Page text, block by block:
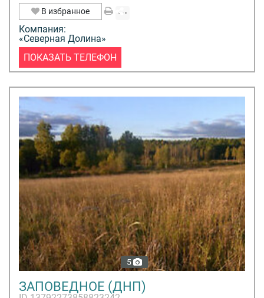
В избранное
Компания:
«Северная Долина»
ПОКАЗАТЬ ТЕЛЕФОН
5
ЗАПОВЕДНОЕ (ДНП)